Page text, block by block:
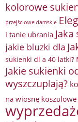
kolorowe
przejściowe damskie
i tanie ubrania
jakie bluzki dla
sukienki dl a 40 latki?
Jakie sukienki
wyszczuplają?
na wiosnę